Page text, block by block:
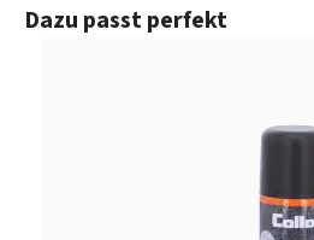
Produktgalerie überspringen
Dazu passt perfekt